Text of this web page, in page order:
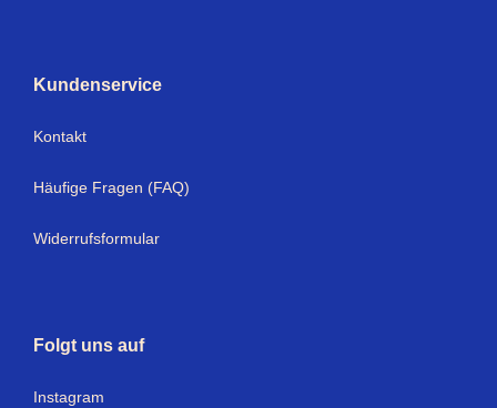
Kundenservice
Kontakt
Häufige Fragen (FAQ)
Widerrufsformular
Folgt uns auf
Instagram